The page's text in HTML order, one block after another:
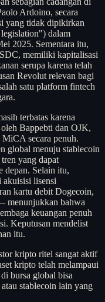
Ardoino, secara
yang tidak dipikirkan
dalam
2025. Sementara itu,
memiliki kapitalisasi
serupa karena telah
Revolut relevan bagi
satu platform fintech
terbatas karena
Bappebti dan OJK,
secara penuh.
global menuju stablecoin
yang dapat
depan. Selain itu,
lisensi
kartu debit Dogecoin,
menunjukkan bahwa
keuangan penuh
Keputusan mendelist
itu.
kripto ritel sangat aktif
kripto telah melampaui
bursa global bisa
stablecoin lain yang